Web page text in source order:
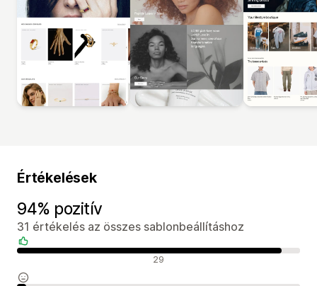
Értékelések
94% pozitív
31 értékelés az összes sablonbeállításhoz
Pozitív értékelések 29